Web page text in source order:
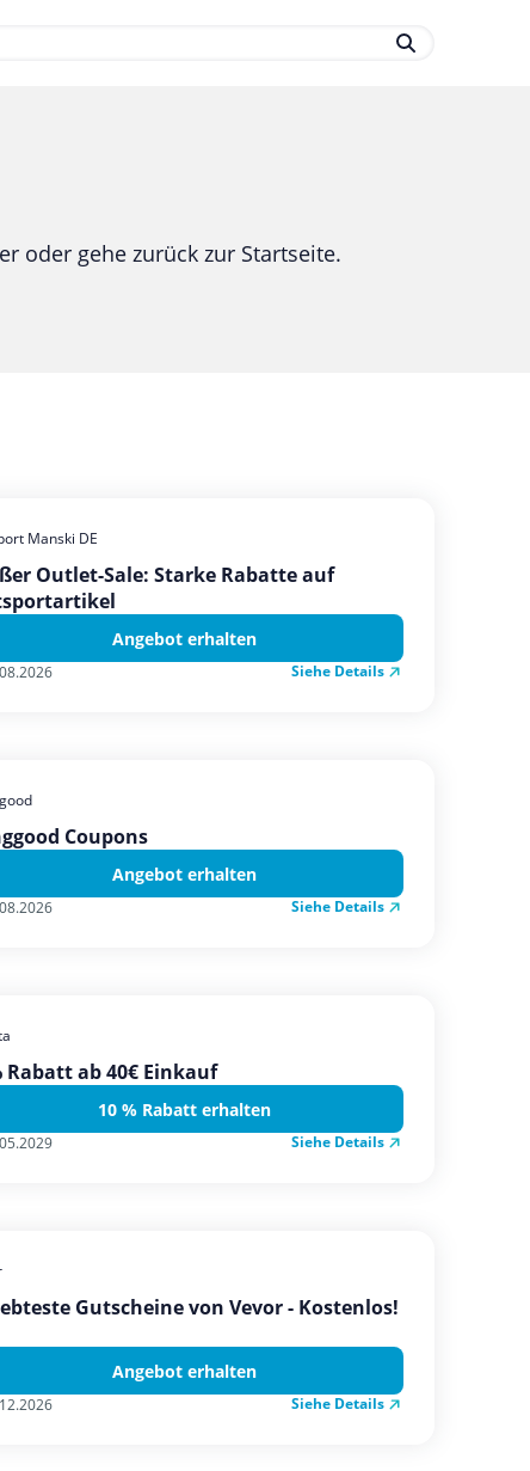
oder gehe zurück zur Startseite.
Manski DE
Outlet-Sale: Starke Rabatte auf
Angebot erhalten
Siehe Details
Coupons
Angebot erhalten
Siehe Details
Rabatt ab 40€ Einkauf
10 % Rabatt erhalten
Siehe Details
Gutscheine von Vevor - Kostenlos!
Angebot erhalten
Siehe Details